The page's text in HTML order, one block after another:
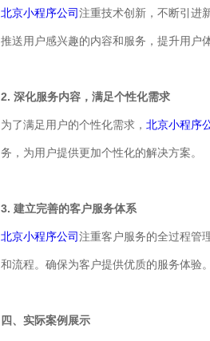
北京小程序公司注重技术创新，不断引进
推送用户感兴趣的内容和服务，提升用户体
2. 深化服务内容，满足个性化需求
为了满足用户的个性化需求， 北京小程序
务，为用户提供更加个性化的解决方案。
3. 建立完善的客户服务体系
北京小程序公司注重客户服务的全过程管
和流程。确保为客户提供优质的服务体验。
四、实际案例展示